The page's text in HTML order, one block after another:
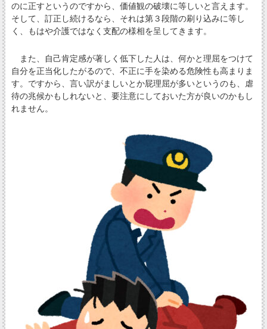
のに正すというのですから、価値観の破壊に等しいと言えます。
そして、訂正し続けるなら、それは第３段階の刷り込みに等し
く、もはや介護ではなく支配の様相を呈してきます。
また、自己肯定感が著しく低下した人は、何かと理屈をつけて
自分を正当化したがるので、不正に手を染める危険性も高まりま
す。ですから、言い訳がましいとか屁理屈が多いというのも、虐
待の兆候かもしれないと、要注意にしておいた方が良いのかもし
れません。